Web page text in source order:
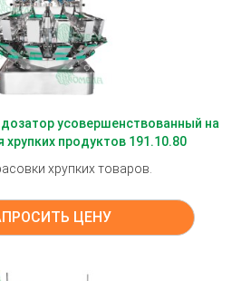
усовершенствованный на
хрупких продуктов 191.10.80
хрупких товаров.
ЦЕНУ